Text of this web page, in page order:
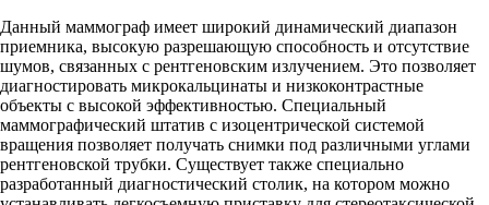
Данный маммограф имеет широкий динамический диапазон
приемника, высокую разрешающую способность и отсутствие
шумов, связанных с рентгеновским излучением. Это позволяет
диагностировать микрокальцинаты и низкоконтрастные
объекты с высокой эффективностью. Специальный
маммографический штатив с изоцентрической системой
вращения позволяет получать снимки под различными углами
рентгеновской трубки. Существует также специально
разработанный диагностический столик, на котором можно